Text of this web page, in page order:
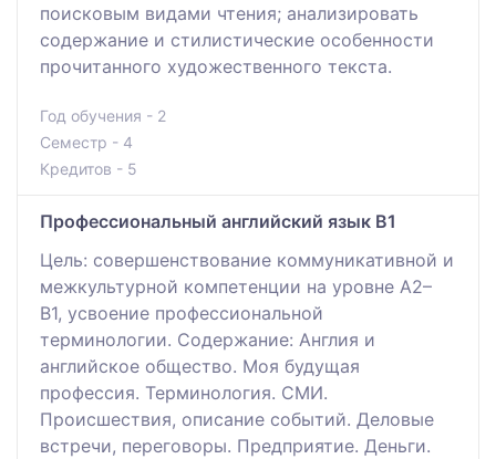
поисковым видами чтения; анализировать
содержание и стилистические особенности
прочитанного художественного текста.
Год обучения - 2
Семестр - 4
Кредитов - 5
Профессиональный английский язык В1
Цель: совершенствование коммуникативной и
межкультурной компетенции на уровне А2–
В1, усвоение профессиональной
терминологии. Содержание: Англия и
английское общество. Моя будущая
профессия. Терминология. СМИ.
Происшествия, описание событий. Деловые
встречи, переговоры. Предприятие. Деньги.